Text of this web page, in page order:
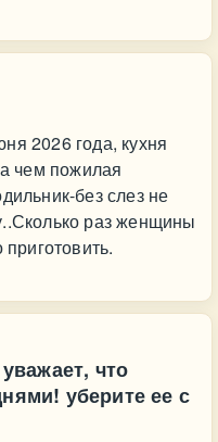
2026 года, кухня
чем пожилая
без слез не
раз женщины
что
уберите ее с